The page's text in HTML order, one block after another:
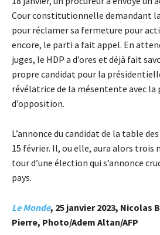
Cour constitutionnelle demandant la
pour réclamer sa fermeture pour
encore, le parti a fait appel. En
juges, le HDP a d’ores et déjà fait
propre candidat pour la
révélatrice de la mésentente avec
d’opposition.
L’annonce du candidat de la table
15 février. Il, ou elle, aura alors trois
tour d’une élection qui s’annonce
pays.
Le Monde, 25 janvier 2023, Nicolas
Pierre, Photo/Adem Altan/AFP